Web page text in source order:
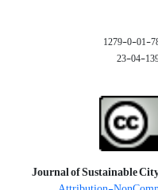
Journal of Sustainable